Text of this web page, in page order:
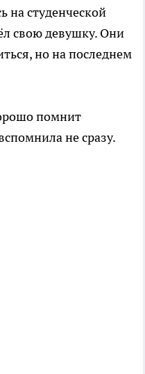
на студенческой
свою девушку. Они
но на последнем
помнит
не сразу.